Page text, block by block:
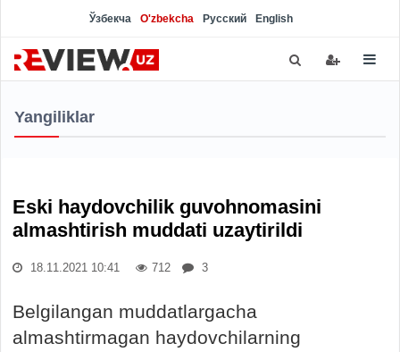
Ўзбекча O'zbekcha Русский English
Yangiliklar
Eski haydovchilik guvohnomasini
almashtirish muddati uzaytirildi
18.11.2021 10:41 712 3
Belgilangan muddatlargacha
almashtirmagan haydovchilarning